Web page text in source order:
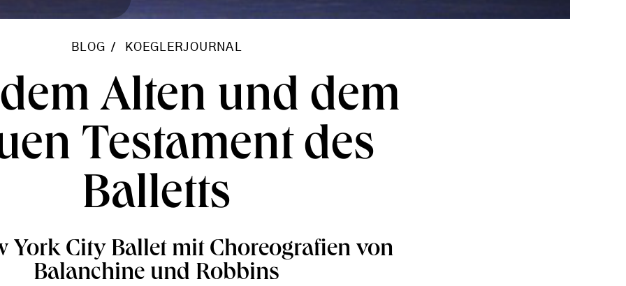
BLOG KOEGLERJOURNAL
Alten und dem
Testament des
Balletts
York City Ballet mit Choreografien von
Balanchine und Robbins